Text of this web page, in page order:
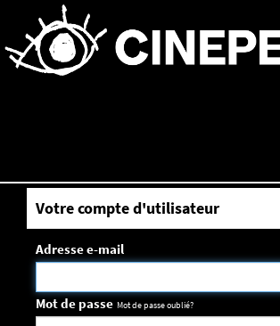
Votre compte d'utilisateur
Adresse e-mail
Mot de passe Mot de passe oublié?